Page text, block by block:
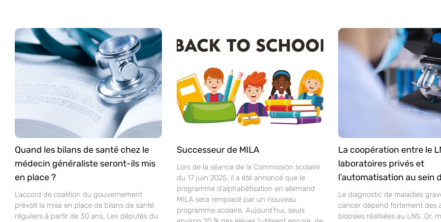
Quand les bilans de santé chez le
médecin généraliste seront-ils mis
en place ?
L’accord de coalition du gouvernement
prévoit la mise en place de bilans de santé
réguliers à partir de 30 ans. Les députés du
Successeur de MILA
Lors de la séance de la Commission scolaire
du 17 juin 2025, il a été annoncé que le
programme d’alphabétisation en allemand
MILA sera remplacé par un nouveau
programme scolaire. Aujourd’hui, seuls
La coopération entre le
laboratoires privés et
l’automatisation au sein
Le diagnostic de maladies
cancer dépend fortement des
biopsies réalisées au LNS. Or,